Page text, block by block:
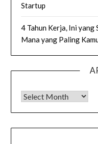
Startup
4 Tahun Kerja, Ini yang
Mana yang Paling
Archives